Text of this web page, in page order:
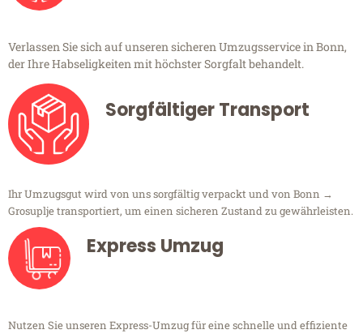
Verlassen Sie sich auf unseren sicheren Umzugsservice in Bonn,
der Ihre Habseligkeiten mit höchster Sorgfalt behandelt.
Sorgfältiger Transport
Ihr Umzugsgut wird von uns sorgfältig verpackt und von Bonn →
Grosuplje transportiert, um einen sicheren Zustand zu gewährleisten.
Express Umzug
Nutzen Sie unseren Express-Umzug für eine schnelle und effiziente